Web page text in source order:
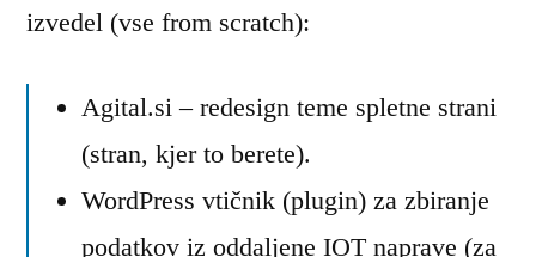
izvedel (vse from scratch):
Agital.si – redesign teme spletne strani
(stran, kjer to berete).
WordPress vtičnik (plugin) za zbiranje
podatkov iz oddaljene IOT naprave (za